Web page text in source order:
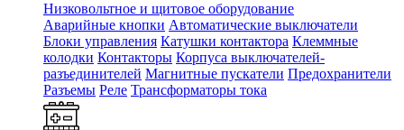
Низковольтное и щитовое оборудование
Аварийные кнопки Автоматические выключатели
Блоки управления Катушки контактора Клеммные
колодки Контакторы Корпуса выключателей-
разъединителей Магнитные пускатели Предохранители
Разъемы Реле Трансформаторы тока